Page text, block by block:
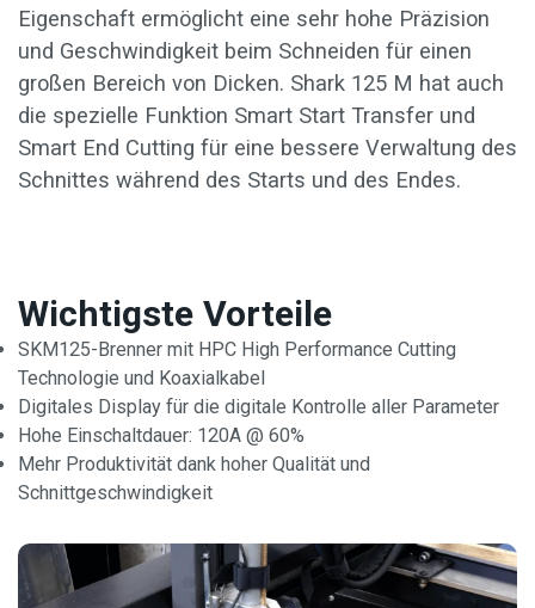
Eigenschaft ermöglicht eine sehr hohe Präzision
und Geschwindigkeit beim Schneiden für einen
großen Bereich von Dicken. Shark 125 M hat auch
die spezielle Funktion Smart Start Transfer und
Smart End Cutting für eine bessere Verwaltung des
Schnittes während des Starts und des Endes.
Wichtigste Vorteile
SKM125-Brenner mit HPC High Performance Cutting
Technologie und Koaxialkabel
Digitales Display für die digitale Kontrolle aller Parameter
Hohe Einschaltdauer: 120A @ 60%
Mehr Produktivität dank hoher Qualität und
Schnittgeschwindigkeit